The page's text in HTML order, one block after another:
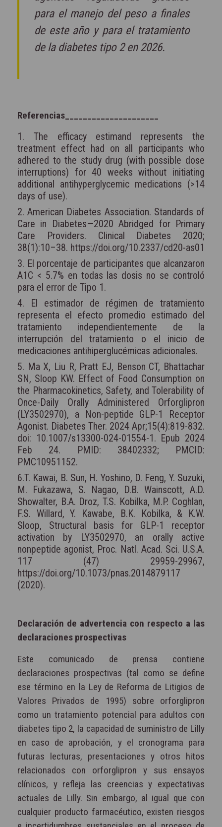
para el manejo del peso a finales
de este año y para el tratamiento
de la diabetes tipo 2 en 2026.
Referencias_____________________
1. The efficacy estimand represents the
treatment effect had on all participants who
adhered to the study drug (with possible dose
interruptions) for 40 weeks without initiating
additional antihyperglycemic medications (>14
days of use).
2. American Diabetes Association. Standards of
Care in Diabetes—2020 Abridged for Primary
Care Providers. Clinical Diabetes 2020;
38(1):10–38. https://doi.org/10.2337/cd20-as01
3. El porcentaje de participantes que alcanzaron
A1C < 5.7% en todas las dosis no se controló
para el error de Tipo 1.
4. El estimador de régimen de tratamiento
representa el efecto promedio estimado del
tratamiento independientemente de la
interrupción del tratamiento o el inicio de
medicaciones antihiperglucémicas adicionales.
5. Ma X, Liu R, Pratt EJ, Benson CT, Bhattachar
SN, Sloop KW. Effect of Food Consumption on
the Pharmacokinetics, Safety, and Tolerability of
Once-Daily Orally Administered Orforglipron
(LY3502970), a Non-peptide GLP-1 Receptor
Agonist. Diabetes Ther. 2024 Apr;15(4):819-832.
doi: 10.1007/s13300-024-01554-1. Epub 2024
Feb 24. PMID: 38402332; PMCID:
PMC10951152.
6.T. Kawai, B. Sun, H. Yoshino, D. Feng, Y. Suzuki,
M. Fukazawa, S. Nagao, D.B. Wainscott, A.D.
Showalter, B.A. Droz, T.S. Kobilka, M.P. Coghlan,
F.S. Willard, Y. Kawabe, B.K. Kobilka, & K.W.
Sloop, Structural basis for GLP-1 receptor
activation by LY3502970, an orally active
nonpeptide agonist, Proc. Natl. Acad. Sci. U.S.A.
117 (47) 29959-29967,
https://doi.org/10.1073/pnas.2014879117
(2020).
Declaración de advertencia con respecto a las
declaraciones prospectivas
Este comunicado de prensa contiene
declaraciones prospectivas (tal como se define
ese término en la Ley de Reforma de Litigios de
Valores Privados de 1995) sobre orforglipron
como un tratamiento potencial para adultos con
diabetes tipo 2, la capacidad de suministro de Lilly
en caso de aprobación, y el cronograma para
futuras lecturas, presentaciones y otros hitos
relacionados con orforglipron y sus ensayos
clínicos, y refleja las creencias y expectativas
actuales de Lilly. Sin embargo, al igual que con
cualquier producto farmacéutico, existen riesgos